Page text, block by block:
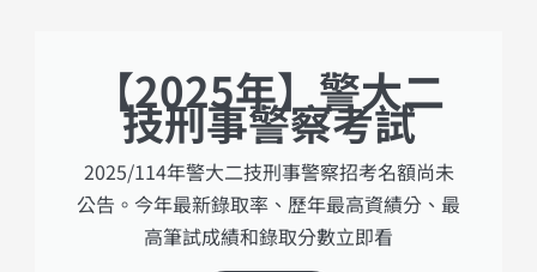
【2025年】警大二
技刑事警察考試
2025/114年警大二技刑事警察招考名額尚未
公告。今年最新錄取率、歷年最高資績分、最
高筆試成績和錄取分數立即看